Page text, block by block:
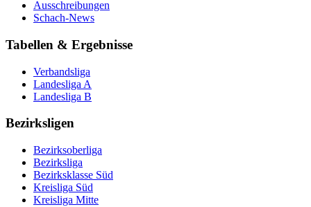
Ausschreibungen
Schach-News
Tabellen & Ergebnisse
Verbandsliga
Landesliga A
Landesliga B
Bezirksligen
Bezirksoberliga
Bezirksliga
Bezirksklasse Süd
Kreisliga Süd
Kreisliga Mitte